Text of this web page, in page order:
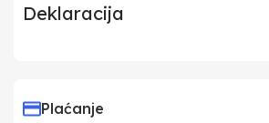
Deklaracija
Plaćanje